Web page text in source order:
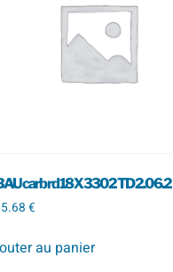
carb rd 18 X 330 2 TD 2.0 6.2
€
au panier